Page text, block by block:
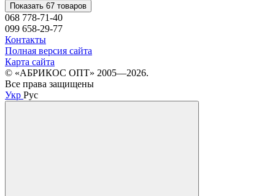
Показать 67 товаров
068 778-71-40
099 658-29-77
Контакты
Полная версия сайта
Карта сайта
© «АБРИКОС ОПТ» 2005—2026.
Все права защищены
Укр Рус